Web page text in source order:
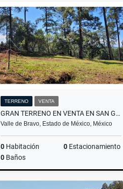
Venta
$58,000,000
TERRENO VENTA
GRAN TERRENO EN VENTA EN SAN GABRIEL IXTLA
Valle de Bravo, Estado de México, México
0 Habitación 0 Estacionamiento
0 Baños
Venta